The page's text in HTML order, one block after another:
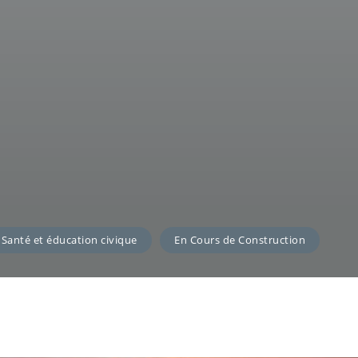
Santé et éducation civique En Cours de Construction